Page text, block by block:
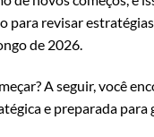
para revisar
de 2026.
A seguir, você
e preparada para